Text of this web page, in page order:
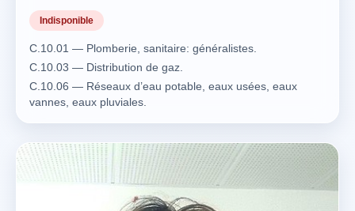
Indisponible
C.10.01 — Plomberie, sanitaire: généralistes.
C.10.03 — Distribution de gaz.
C.10.06 — Réseaux d’eau potable, eaux usées, eaux
vannes, eaux pluviales.
C.13.01 — Génie thermique: chauffage toutes énergies,
chaude sanitaire (ECS) – fours, fumisterie, ventilation,
usine et process d’incinération – Thermique industrielle.
C.13.02 — Génie climatique: pompes à chaleur,
climatisation, traitement de l’air, salles blanches, VMC,